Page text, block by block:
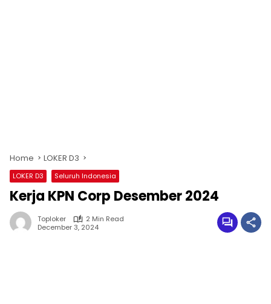
Home LOKER D3
LOKER D3 Seluruh Indonesia
Kerja KPN Corp Desember 2024
Toploker
2 Min Read
December 3, 2024